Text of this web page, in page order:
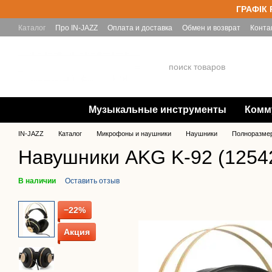
ГРАФІК
Каталог Про IN-JAZZ Оплата и доставка Обмен и возврат
Музыкальные инструменты
IN-JAZZ Каталог Микрофоны и наушники Наушники
Навушники AKG K-92
В наличии Оставить отзыв
−22%
Акция